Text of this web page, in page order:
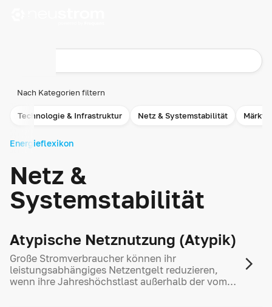
Nach Kategorien filtern
Technologie & Infrastruktur Netz & Systemstabilität Märkte
Energieflexikon
Netz &
Systemstabilität
Atypische Netz­nutzung (Atypik)
Große Stromverbraucher können ihr
leistungsabhängiges Netzentgelt reduzieren,
wenn ihre Jahreshöchstlast außerhalb der vom